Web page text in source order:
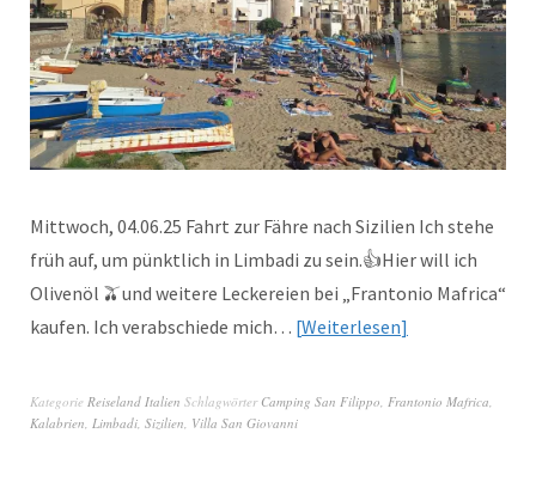
Mittwoch, 04.06.25 Fahrt zur Fähre nach Sizilien Ich stehe
früh auf, um pünktlich in Limbadi zu sein.👍Hier will ich
Olivenöl 🫒und weitere Leckereien bei „Frantonio Mafrica“
kaufen. Ich verabschiede mich… Weiterlesen
Kategorie Reiseland Italien Schlagwörter Camping San Filippo, Frantonio Mafrica,
Kalabrien, Limbadi, Sizilien, Villa San Giovanni